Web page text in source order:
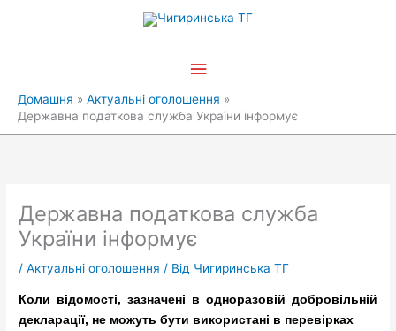
Головне
Домашня
Актуальні оголошення
Державна податкова служба України інформує
Державна податкова служба
України інформує
/Актуальні оголошення / Від Чигиринська ТГ
Коли відомості, зазначені в одноразовій добровільній
декларації, не можуть бути використані в перевірках